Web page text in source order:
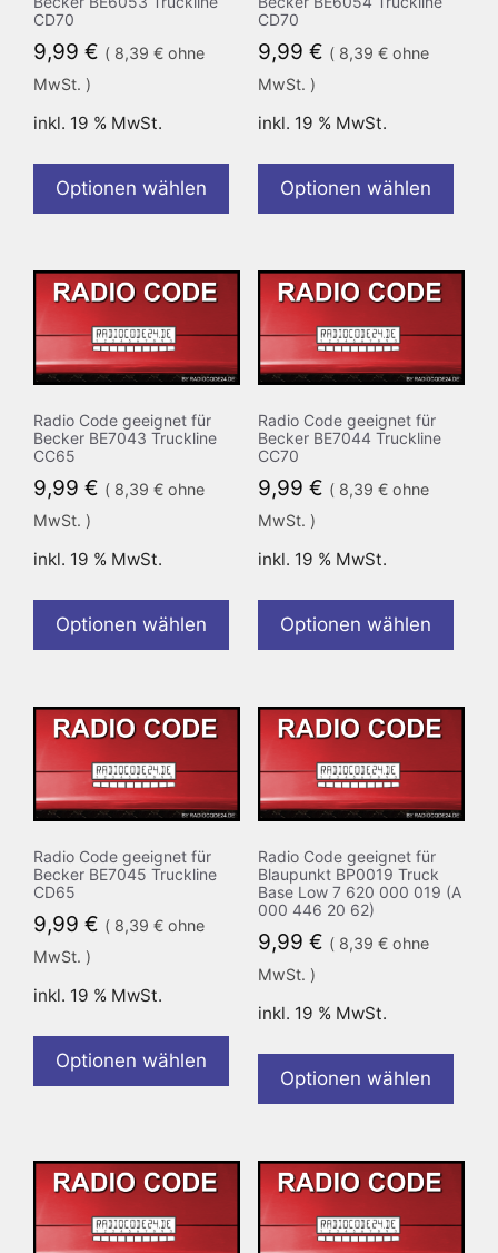
CD70
9,99 € ( 8,39 € ohne
MwSt. )
inkl. 19 % MwSt.
Optionen wählen
CD70
9,99 € ( 8,39 €ohne
MwSt. )
inkl. 19 % MwSt.
Optionen wählen
Radio Code geeignet für
Becker BE7043 Truckline
CC65
9,99 € ( 8,39 € ohne
MwSt. )
inkl. 19 % MwSt.
Optionen wählen
Radio Code geeignet für
Becker BE7044 Truckline
CC70
9,99 € ( 8,39 €ohne
MwSt. )
inkl. 19 % MwSt.
Optionen wählen
Radio Code geeignet für
Becker BE7045 Truckline
CD65
9,99 € ( 8,39 € ohne
MwSt. )
inkl. 19 % MwSt.
Optionen wählen
Radio Code geeignet für
Blaupunkt BP0019 Truck
Base Low 7 620 000 019 (A
000 446 20 62)
9,99 € ( 8,39 €ohne
MwSt. )
inkl. 19 % MwSt.
Optionen wählen